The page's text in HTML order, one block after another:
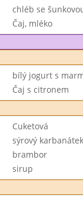
chléb se
Čaj, mléko
bílý jogurt s
Čaj s citronem
Cuketová
sýrový
brambor
sirup